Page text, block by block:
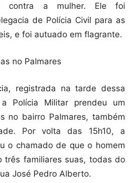
contra a mulher. Ele foi
de Polícia Civil para as
e foi autuado em flagrante.
no Palmares
registrada na tarde dessa
Polícia Militar prendeu um
no bairro Palmares, também
Por volta das 15h10, a
o chamado de que o homem
três familiares suas, todas do
José Pedro Alberto.